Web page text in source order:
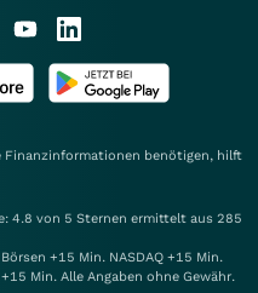
Finanzinformationen benötigen, hilft
4.8 von 5 Sternen ermittelt aus 285
+15 Min. NASDAQ +15 Min.
Min. Alle Angaben ohne Gewähr.